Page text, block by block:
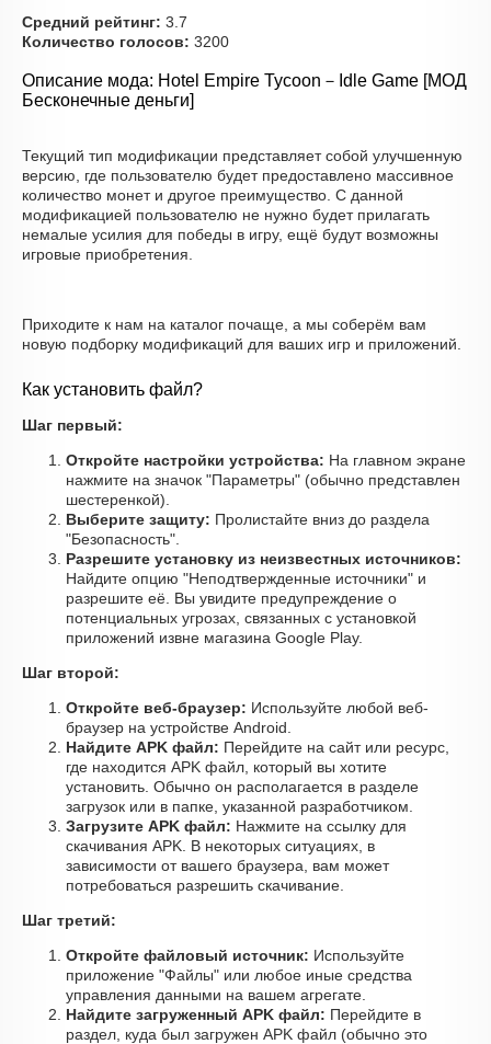
Средний рейтинг: 3.7
Количество голосов: 3200
Описание мода: Hotel Empire Tycoon－Idle Game [МОД
Бесконечные деньги]
Текущий тип модификации представляет собой улучшенную
версию, где пользователю будет предоставлено массивное
количество монет и другое преимущество. С данной
модификацией пользователю не нужно будет прилагать
немалые усилия для победы в игру, ещё будут возможны
игровые приобретения.
Приходите к нам на каталог почаще, а мы соберём вам
новую подборку модификаций для ваших игр и приложений.
Как установить файл?
Шаг первый:
Откройте настройки устройства: На главном экране
нажмите на значок "Параметры" (обычно представлен
шестеренкой).
Выберите защиту: Пролистайте вниз до раздела
"Безопасность".
Разрешите установку из неизвестных источников:
Найдите опцию "Неподтвержденные источники" и
разрешите её. Вы увидите предупреждение о
потенциальных угрозах, связанных с установкой
приложений извне магазина Google Play.
Шаг второй:
Откройте веб-браузер: Используйте любой веб-
браузер на устройстве Android.
Найдите APK файл: Перейдите на сайт или ресурс,
где находится APK файл, который вы хотите
установить. Обычно он располагается в разделе
загрузок или в папке, указанной разработчиком.
Загрузите APK файл: Нажмите на ссылку для
скачивания APK. В некоторых ситуациях, в
зависимости от вашего браузера, вам может
потребоваться разрешить скачивание.
Шаг третий:
Откройте файловый источник: Используйте
приложение "Файлы" или любое иные средства
управления данными на вашем агрегате.
Найдите загруженный APK файл: Перейдите в
раздел, куда был загружен APK файл (обычно это